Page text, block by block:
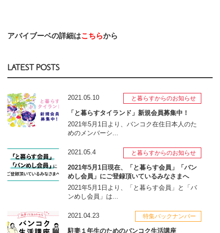
アバイブーベの詳細はこちらから
LATEST POSTS
2021.05.10 と暮らすからのお知らせ
「と暮らすタイランド」新規会員募集中！
2021年5月1日より、バンコク在住日本人のた
めのメンバーシ...
2021.05.4 と暮らすからのお知らせ
2021年5月1日現在、「と暮らす会員」「バン
めし会員」にご登録頂いているみなさまへ
2021年5月1日より、「と暮らす会員」と「バ
ンめし会員」は...
2021.04.23 特集バックナンバー
駐妻１年生のためのバンコク生活講座